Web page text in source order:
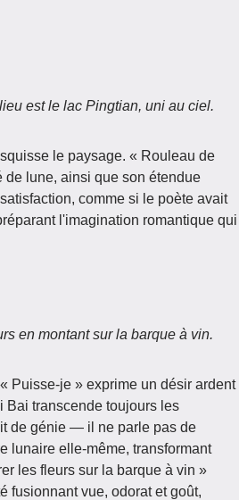
est le lac Pingtian, uni au ciel.
le paysage. « Rouleau de
lune, ainsi que son étendue
comme si le poète avait
l'imagination romantique qui
en montant sur la barque à vin.
Puisse-je » exprime un désir ardent
Bai transcende toujours les
de génie — il ne parle pas de
lunaire elle-même, transformant
les fleurs sur la barque à vin »
fusionnant vue, odorat et goût,